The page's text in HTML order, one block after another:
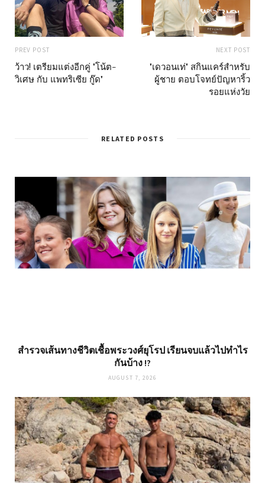
PREV POST
ว้าว! เตรียมแต่งอีกคู่ "โน้ต-
วิเศษ กับ แพทริเซีย กู๊ด"
NEXT POST
"เดวอนเท่" สกินแคร์สำหรับ
ผู้ชาย ตอบโจทย์ปัญหาริ้ว
รอยแห่งวัย
RELATED POSTS
สำรวจเส้นทางชีวิตเชื้อพระวงศ์ยุโรป เรียนจบแล้วไปทำไร
กันบ้าง !?
AUGUST 7, 2026